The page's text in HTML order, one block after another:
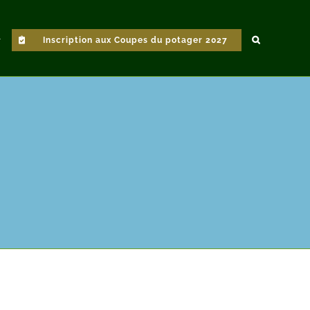
Inscription aux Coupes du potager 2027